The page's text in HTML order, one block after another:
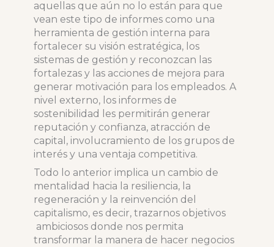
aquellas que aún no lo están para que
vean este tipo de informes como una
herramienta de gestión interna para
fortalecer su visión estratégica, los
sistemas de gestión y reconozcan las
fortalezas y las acciones de mejora para
generar motivación para los empleados. A
nivel externo, los informes de
sostenibilidad les permitirán generar
reputación y confianza, atracción de
capital, involucramiento de los grupos de
interés y una ventaja competitiva.
Todo lo anterior implica un cambio de
mentalidad hacia la resiliencia, la
regeneración y la reinvención del
capitalismo, es decir, trazarnos objetivos
ambiciosos donde nos permita
transformar la manera de hacer negocios